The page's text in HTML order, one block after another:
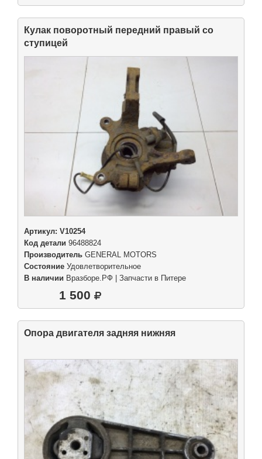
Кулак поворотный передний правый со
ступицей
Артикул: V10254
Код детали 96488824
Производитель GENERAL MOTORS
Состояние Удовлетворительное
В наличии Вразборе.РФ | Запчасти в Питере
1 500
Опора двигателя задняя нижняя